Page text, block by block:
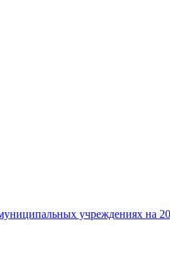
учреждениях на